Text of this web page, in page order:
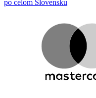
po celom Slovensku